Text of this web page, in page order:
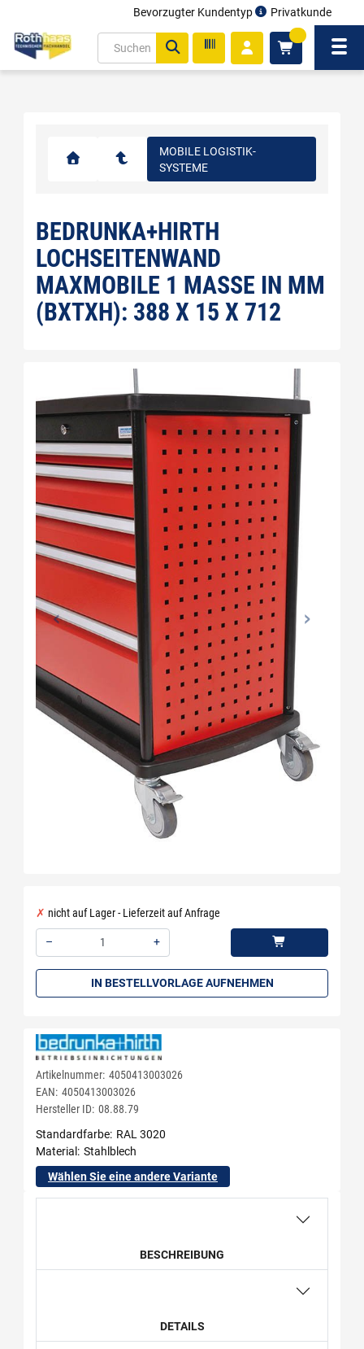
Bevorzugter Kundentyp Privatkunde
MOBILE LOGISTIK-
SYSTEME
BEDRUNKA+HIRTH
LOCHSEITENWAND
MAXMOBILE 1 MASSE IN MM (
BXTXH): 388 X 15 X 712
nicht auf Lager - Lieferzeit auf Anfrage
–
+
IN BESTELLVORLAGE AUFNEHMEN
Artikelnummer: 4050413003026
EAN: 4050413003026
Hersteller ID: 08.88.79
Standardfarbe RAL 3020
Material
Stahlblech
Wählen Sie eine andere Variante
BESCHREIBUNG
DETAILS